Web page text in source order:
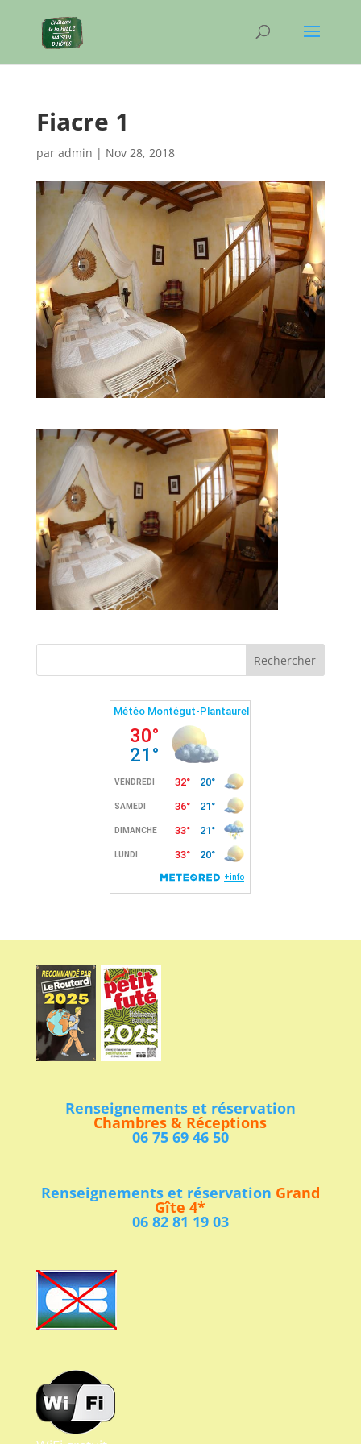
Fiacre 1
par admin | Nov 28, 2018
Renseignements et réservation
Chambres & Réceptions
06 75 69 46 50
Renseignements et réservation Grand
Gîte 4*
06 82 81 19 03